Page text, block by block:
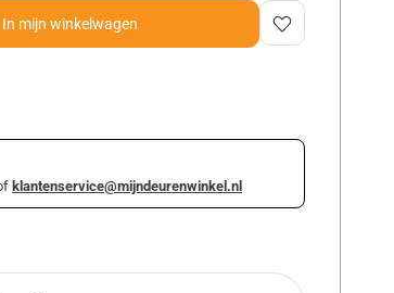
In mijn winkelwagen
klantenservice@mijndeurenwinkel.nl